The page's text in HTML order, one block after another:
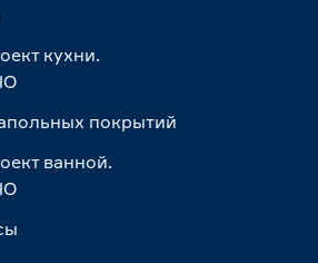
кухни.
покрытий
ванной.